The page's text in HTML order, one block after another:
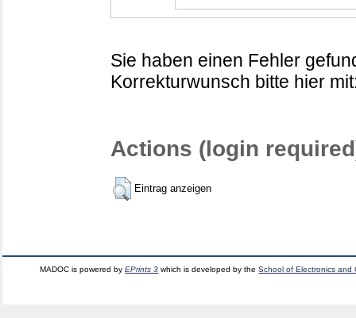
Sie haben einen Fehler
Korrekturwunsch bitte hier
Actions (login
Eintrag anzeigen
MADOC is powered byEPrints 3 which is developed by theSchool of Electronics and